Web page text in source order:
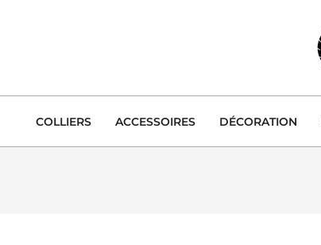
COLLIERS ACCESSOIRES DÉCORATION